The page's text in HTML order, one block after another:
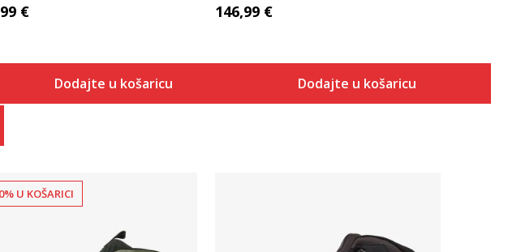
€
Dodajte u košaricu
146,99 €
Dodajte u košaricu
U KOŠARICI